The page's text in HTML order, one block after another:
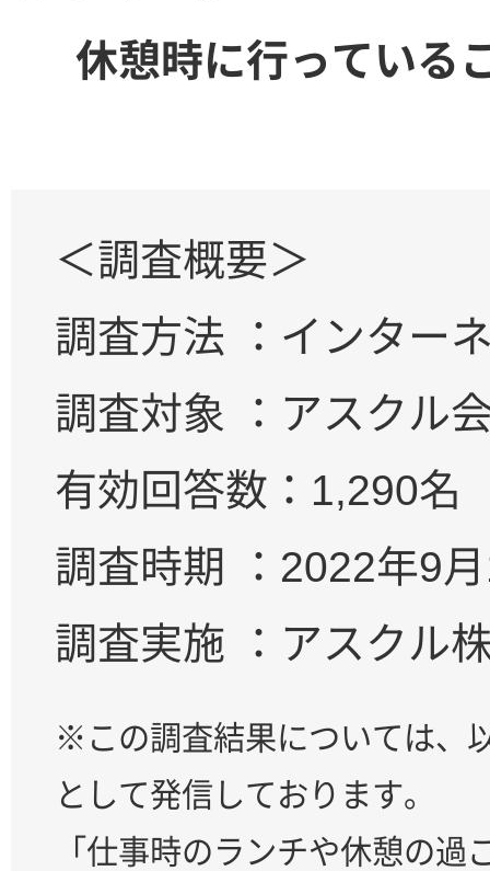
休憩時に行っている
＜調査概要＞
調査方法 ：インター
調査対象 ：アスクル
有効回答数：1,290名
調査時期 ：2022年9
調査実施 ：アスクル
※この調査結果については、
として発信しております。
「仕事時のランチや休憩の